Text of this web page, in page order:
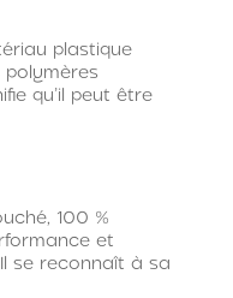
plastique
qu’il peut être
100 %
et
se reconnaît à sa